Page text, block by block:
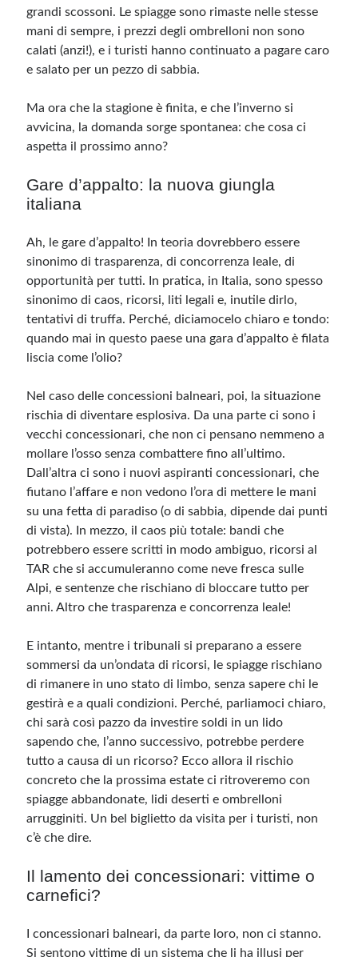
grandi scossoni. Le spiagge sono rimaste nelle stesse
mani di sempre, i prezzi degli ombrelloni non sono
calati (anzi!), e i turisti hanno continuato a pagare caro
e salato per un pezzo di sabbia.
Ma ora che la stagione è finita, e che l’inverno si
avvicina, la domanda sorge spontanea: che cosa ci
aspetta il prossimo anno?
Gare d’appalto: la nuova giungla
italiana
Ah, le gare d’appalto! In teoria dovrebbero essere
sinonimo di trasparenza, di concorrenza leale, di
opportunità per tutti. In pratica, in Italia, sono spesso
sinonimo di caos, ricorsi, liti legali e, inutile dirlo,
tentativi di truffa. Perché, diciamocelo chiaro e tondo:
quando mai in questo paese una gara d’appalto è filata
liscia come l’olio?
Nel caso delle concessioni balneari, poi, la situazione
rischia di diventare esplosiva. Da una parte ci sono i
vecchi concessionari, che non ci pensano nemmeno a
mollare l’osso senza combattere fino all’ultimo.
Dall’altra ci sono i nuovi aspiranti concessionari, che
fiutano l’affare e non vedono l’ora di mettere le mani
su una fetta di paradiso (o di sabbia, dipende dai punti
di vista). In mezzo, il caos più totale: bandi che
potrebbero essere scritti in modo ambiguo, ricorsi al
TAR che si accumuleranno come neve fresca sulle
Alpi, e sentenze che rischiano di bloccare tutto per
anni. Altro che trasparenza e concorrenza leale!
E intanto, mentre i tribunali si preparano a essere
sommersi da un’ondata di ricorsi, le spiagge rischiano
di rimanere in uno stato di limbo, senza sapere chi le
gestirà e a quali condizioni. Perché, parliamoci chiaro,
chi sarà così pazzo da investire soldi in un lido
sapendo che, l’anno successivo, potrebbe perdere
tutto a causa di un ricorso? Ecco allora il rischio
concreto che la prossima estate ci ritroveremo con
spiagge abbandonate, lidi deserti e ombrelloni
arrugginiti. Un bel biglietto da visita per i turisti, non
c’è che dire.
Il lamento dei concessionari: vittime o
carnefici?
I concessionari balneari, da parte loro, non ci stanno.
Si sentono vittime di un sistema che li ha illusi per